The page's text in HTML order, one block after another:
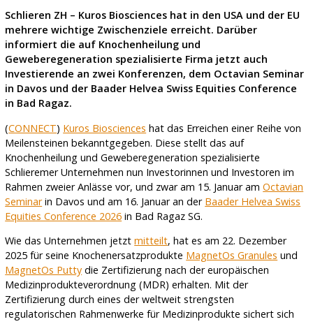
Schlieren ZH – Kuros Biosciences hat in den USA und der EU
mehrere wichtige Zwischenziele erreicht. Darüber
informiert die auf Knochenheilung und
Geweberegeneration spezialisierte Firma jetzt auch
Investierende an zwei Konferenzen, dem Octavian Seminar
in Davos und der Baader Helvea Swiss Equities Conference
in Bad Ragaz.
(CONNECT) Kuros Biosciences hat das Erreichen einer Reihe von
Meilensteinen bekanntgegeben. Diese stellt das auf
Knochenheilung und Geweberegeneration spezialisierte
Schlieremer Unternehmen nun Investorinnen und Investoren im
Rahmen zweier Anlässe vor, und zwar am 15. Januar amOctavian
Seminarin Davos und am 16. Januar an der Baader Helvea Swiss
Equities Conference 2026 in Bad Ragaz SG.
Wie das Unternehmen jetztmitteilt, hat es am 22. Dezember
2025 für seine Knochenersatzprodukte MagnetOs Granules und
MagnetOs Putty die Zertifizierung nach der europäischen
Medizinprodukteverordnung (MDR) erhalten. Mit der
Zertifizierung durch eines der weltweit strengsten
regulatorischen Rahmenwerke für Medizinprodukte sichert sich